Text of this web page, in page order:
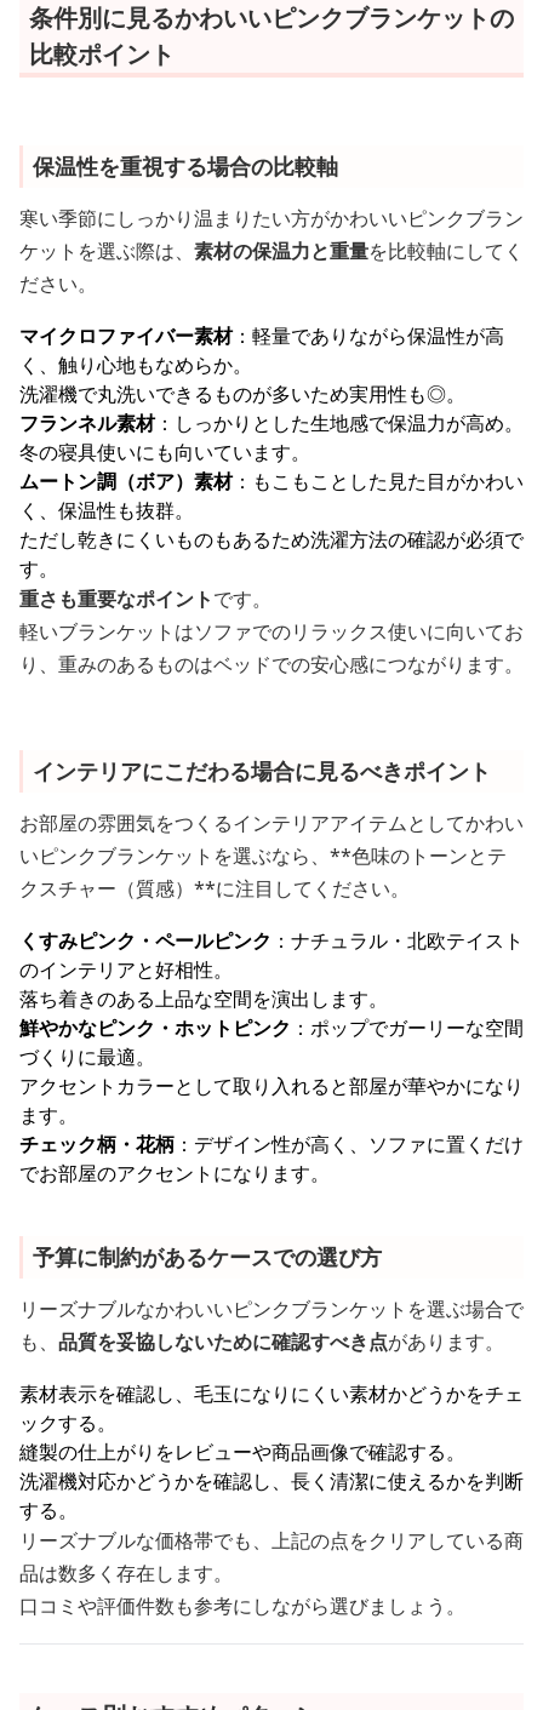
条件別に見るかわいいピンクブランケットの
比較ポイント
保温性を重視する場合の比較軸
寒い季節にしっかり温まりたい方がかわいいピンクブラン
ケットを選ぶ際は、 素材の保温力と重量を比較軸にしてく
ださい。
マイクロファイバー素材：軽量でありながら保温性が高
く、触り心地もなめらか。
洗濯機で丸洗いできるものが多いため実用性も◎。
フランネル素材：しっかりとした生地感で保温力が高め。
冬の寝具使いにも向いています。
ムートン調（ボア）素材：もこもことした見た目がかわい
く、保温性も抜群。
ただし乾きにくいものもあるため洗濯方法の確認が必須で
す。
重さも重要なポイントです。
軽いブランケットはソファでのリラックス使いに向いてお
り、重みのあるものはベッドでの安心感につながります。
インテリアにこだわる場合に見るべきポイント
お部屋の雰囲気をつくるインテリアアイテムとしてかわい
いピンクブランケットを選ぶなら、**色味のトーンとテ
クスチャー（質感）**に注目してください。
くすみピンク・ペールピンク ：ナチュラル・北欧テイスト
のインテリアと好相性。
落ち着きのある上品な空間を演出します。
鮮やかなピンク・ホットピンク ：ポップでガーリーな空間
づくりに最適。
アクセントカラーとして取り入れると部屋が華やかになり
ます。
チェック柄・花柄 ：デザイン性が高く、ソファに置くだけ
でお部屋のアクセントになります。
予算に制約があるケースでの選び方
リーズナブルなかわいいピンクブランケットを選ぶ場合で
も、 品質を妥協しないために確認すべき点があります。
素材表示を確認し、毛玉になりにくい素材かどうかをチェ
ックする。
縫製の仕上がりをレビューや商品画像で確認する。
洗濯機対応かどうかを確認し、長く清潔に使えるかを判断
する。
リーズナブルな価格帯でも、上記の点をクリアしている商
品は数多く存在します。
口コミや評価件数も参考にしながら選びましょう。